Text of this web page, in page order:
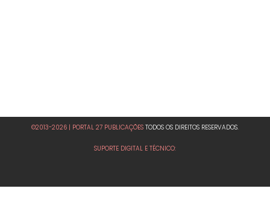
©2013-2026 | PORTAL 27 PUBLICAÇÕES TODOS OS DIREITOS RESERVADOS.
SUPORTE DIGITAL E TÉCNICO: